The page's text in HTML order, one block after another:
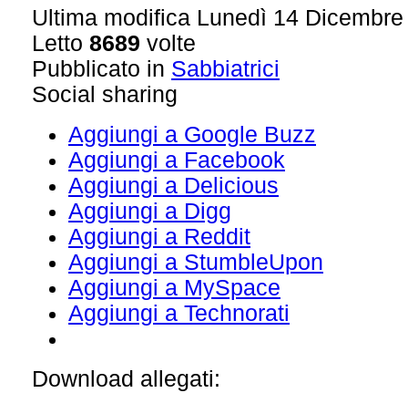
Ultima modifica Lunedì 14
Letto 8689 volte
Pubblicato in Sabbiatrici
Social sharing
Aggiungi a Google Buzz
Aggiungi a Facebook
Aggiungi a Delicious
Aggiungi a Digg
Aggiungi a Reddit
Aggiungi a StumbleUpon
Aggiungi a MySpace
Aggiungi a Technorati
Download allegati: